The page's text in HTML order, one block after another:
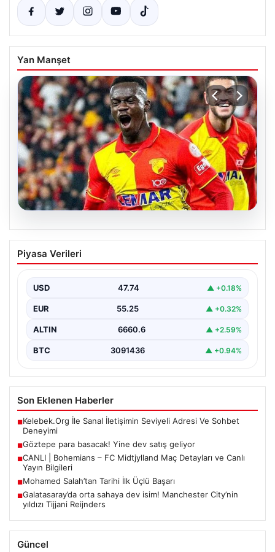
Yan Manşet
07.08.2026
Göztepe para basacak! Yine dev satış
geliyor
Piyasa Verileri
USD 47.74 ▲ +0.18%
EUR 55.25 ▲ +0.32%
ALTIN 6660.6 ▲ +2.59%
BTC 3091436 ▲ +0.94%
Son Eklenen Haberler
■Kelebek.Org İle Sanal İletişimin Seviyeli Adresi Ve Sohbet
Deneyimi
■Göztepe para basacak! Yine dev satış geliyor
■CANLI | Bohemians – FC Midtjylland Maç Detayları ve Canlı
Yayın Bilgileri
■Mohamed Salah’tan Tarihi İlk Üçlü Başarı
■Galatasaray’da orta sahaya dev isim! Manchester City’nin
yıldızı Tijjani Reijnders
Güncel